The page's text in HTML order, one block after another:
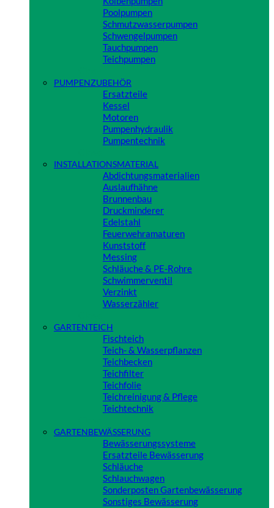
Poolpumpen
Schmutzwasserpumpen
Schwengelpumpen
Tauchpumpen
Teichpumpen
PUMPENZUBEHÖR
Ersatzteile
Kessel
Motoren
Pumpenhydraulik
Pumpentechnik
INSTALLATIONSMATERIAL
Abdichtungsmaterialien
Auslaufhähne
Brunnenbau
Druckminderer
Edelstahl
Feuerwehramaturen
Kunststoff
Messing
Schläuche & PE-Rohre
Schwimmerventil
Verzinkt
Wasserzähler
GARTENTEICH
Fischteich
Teich- & Wasserpflanzen
Teichbecken
Teichfilter
Teichfolie
Teichreinigung & Pflege
Teichtechnik
GARTENBEWÄSSERUNG
Bewässerungssysteme
Ersatzteile Bewässerung
Schläuche
Schlauchwagen
Sonderposten Gartenbewässerung
Sonstiges Bewässerung